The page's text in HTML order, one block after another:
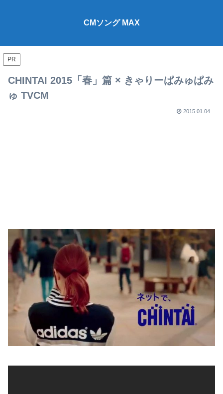
CMソング MAX
PR
CHINTAI 2015「春」篇 × きゃりーぱみゅぱみ
ゅ TVCM
2015.01.04